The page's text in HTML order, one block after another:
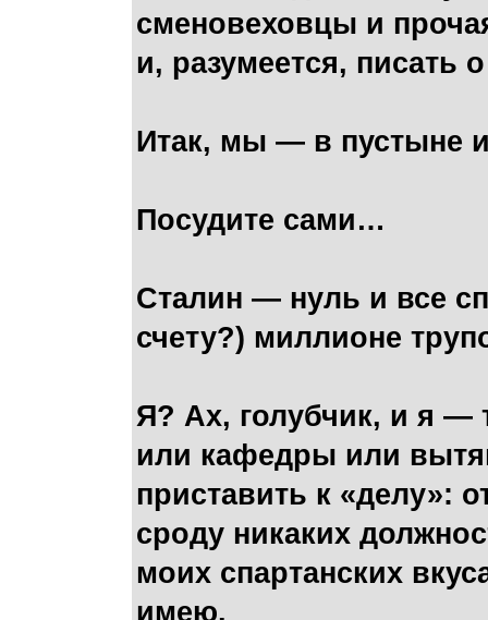
сменовеховцы и
и, разумеется, писать
Итак, мы — в пустыне
Посудите сами…
Сталин — нуль и все
счету?) миллионе
Я? Ах, голубчик, и я —
или кафедры или
приставить к «делу»:
сроду никаких
моих спартанских
имею.